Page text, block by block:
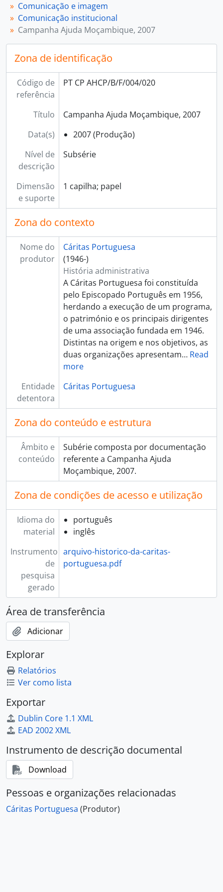
[Subsérie] 025 - Campanha Ajuda Vítimas dos Incêndios, 2012, 2012
[Série] 005 - Recortes de imprensa, 1981 - 2020
[Série] 006 - Multimédia, [1941] - 2022
[Subsecção] G - Arquivo, 1966 - 2021
[Subsecção] H - Núcleo de Observação Social, 2003 - 2020
[Subsecção] I - Cooperação Internacional, 1990 - 2022
[Subsecção] J - Unidade de Estudos e de Instrumentos Sociais, 2018 - 2019
[Subsecção] L - Gestão da qualidade, 2005 - 2018
[Secção] C - Programas, 1946 - 2020
Comunicação e imagem
Comunicação institucional
Campanha Ajuda Moçambique, 2007
Zona de identificação
Código de
referência
PT CP AHCP/B/F/004/020
Título
Campanha Ajuda Moçambique, 2007
Data(s)
2007 (Produção)
Nível de
descrição
Subsérie
Dimensão
e suporte
1 capilha; papel
Zona do contexto
Nome do
produtor
Cáritas Portuguesa
(1946-)
História administrativa
A Cáritas Portuguesa foi constituída
pelo Episcopado Português em 1956,
herdando a execução de um programa,
o património e os principais dirigentes
de uma associação fundada em 1946.
Distintas na origem e nos objetivos, as
duas organizações apresentam… Read
more
Entidade
detentora
Cáritas Portuguesa
Zona do conteúdo e estrutura
Âmbito e
conteúdo
Subérie composta por documentação
referente a Campanha Ajuda
Moçambique, 2007.
Zona de condições de acesso e utilização
Idioma do
material
português
inglês
Instrumento
de
pesquisa
gerado
arquivo-historico-da-caritas-
portuguesa.pdf
Área de transferência
Adicionar
Explorar
Relatórios
Ver como lista
Exportar
Dublin Core 1.1 XML
EAD 2002 XML
Instrumento de descrição documental
Download
Pessoas e organizações relacionadas
Cáritas Portuguesa (Produtor)